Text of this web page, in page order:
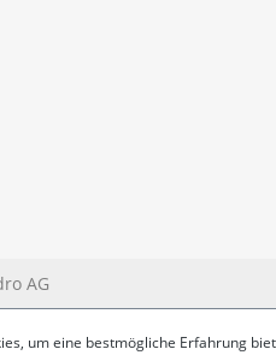
AG
um eine bestmögliche Erfahrung